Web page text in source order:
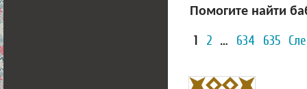
Помогите найти
1 2 … 634 635